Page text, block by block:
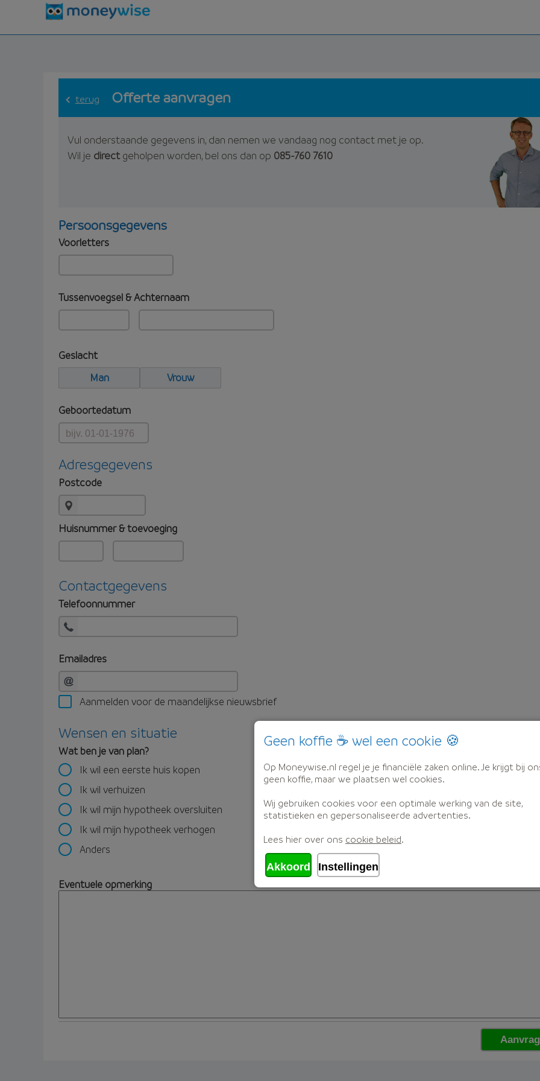
terug Offerte aanvragen
Vul onderstaande gegevens in, dan nemen we vandaag nog contact met je op.
Wil je directgeholpen worden, bel ons dan op 085-760 7610
Persoonsgegevens
Voorletters
Tussenvoegsel & Achternaam
Geslacht
Man
Vrouw
Geboortedatum
Adresgegevens
Postcode
Huisnummer & toevoeging
Contactgegevens
Telefoonnummer
Emailadres
Aanmelden voor de maandelijkse nieuwsbrief
Wensen en situatie
Wat ben je van plan?
Ik wil een eerste huis kopen
Ik wil verhuizen
Ik wil mijn hypotheek oversluiten
Ik wil mijn hypotheek verhogen
Anders
Eventuele opmerking
Geen koffie ☕ wel een cookie 🍪
Op Moneywise.nl regel je je financiële zaken online. Je krijgt bij
geen koffie, maar we plaatsen wel cookies.
Wij gebruiken cookies voor een optimale werking van de site,
statistieken en gepersonaliseerde advertenties.
Lees hier over ons cookie beleid.
Akkoord Instellingen